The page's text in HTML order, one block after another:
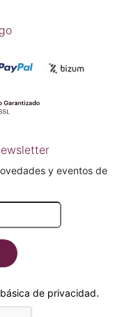
y eventos de
de privacidad.